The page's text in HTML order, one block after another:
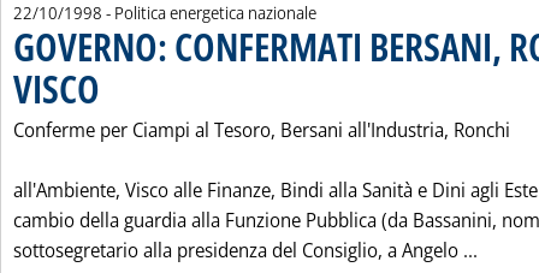
22/10/1998 - Politica energetica nazionale
GOVERNO: CONFERMATI BERSANI,
VISCO
Conferme per Ciampi al Tesoro, Bersani all'Industria, Ronchi
all'Ambiente, Visco alle Finanze, Bindi alla Sanità e Dini agli
cambio della guardia alla Funzione Pubblica (da Bassanini,
sottosegretario alla presidenza del Consiglio, a Angelo ...